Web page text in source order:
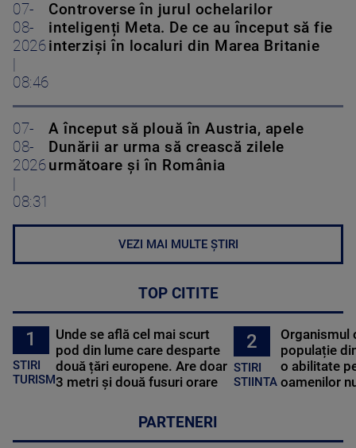
07-
08-
2026
08:46
Controverse în jurul ochelarilor
inteligenți Meta. De ce au început să fie
interziși în localuri din Marea Britanie
07-
08-
2026
08:31
A început să plouă în Austria, apele
Dunării ar urma să crească zilele
următoare și în România
VEZI MAI MULTE ȘTIRI
TOP CITITE
1
STIRI
TURISM
Unde se află cel mai scurt
pod din lume care desparte
două țări europene. Are doar
3 metri și două fusuri orare
2
STIRI
STIINTA
Organismul
populație
o abilitate
oamenilor
PARTENERI